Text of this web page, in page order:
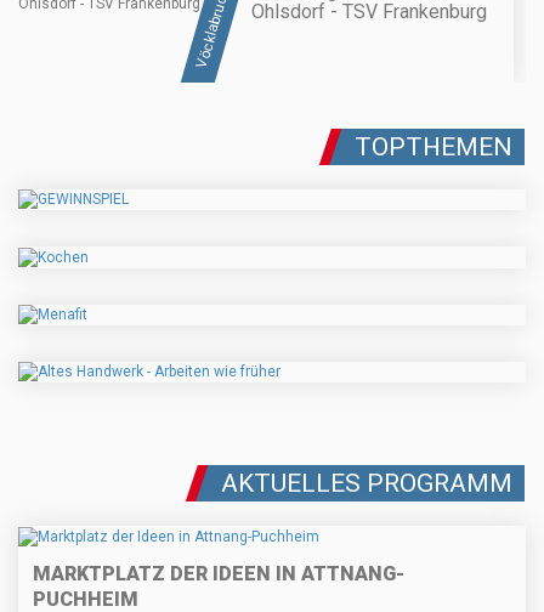
Vöcklabruck
Ohlsdorf - TSV Frankenburg
TOPTHEMEN
AKTUELLES PROGRAMM
MARKTPLATZ DER IDEEN IN ATTNANG-
PUCHHEIM